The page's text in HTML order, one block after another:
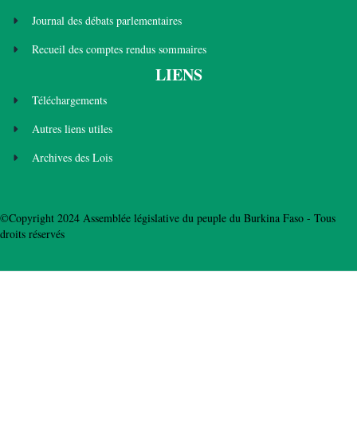
Journal des débats parlementaires
Recueil des comptes rendus sommaires
LIENS
Téléchargements
Autres liens utiles
Archives des Lois
©Copyright 2024 Assemblée législative du peuple du Burkina Faso - Tous
droits réservés